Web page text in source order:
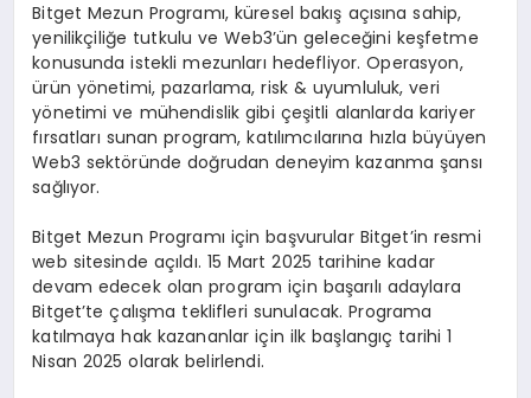
Bitget Mezun Programı, küresel bakış açısına sahip,
yenilikçiliğe tutkulu ve Web3’ün geleceğini keşfetme
konusunda istekli mezunları hedefliyor. Operasyon,
ürün yönetimi, pazarlama, risk & uyumluluk, veri
yönetimi ve mühendislik gibi çeşitli alanlarda kariyer
fırsatları sunan program, katılımcılarına hızla büyüyen
Web3 sektöründe doğrudan deneyim kazanma şansı
sağlıyor.
Bitget Mezun Programı için başvurular Bitget’in resmi
web sitesinde açıldı. 15 Mart 2025 tarihine kadar
devam edecek olan program için başarılı adaylara
Bitget’te çalışma teklifleri sunulacak. Programa
katılmaya hak kazananlar için ilk başlangıç tarihi 1
Nisan 2025 olarak belirlendi.